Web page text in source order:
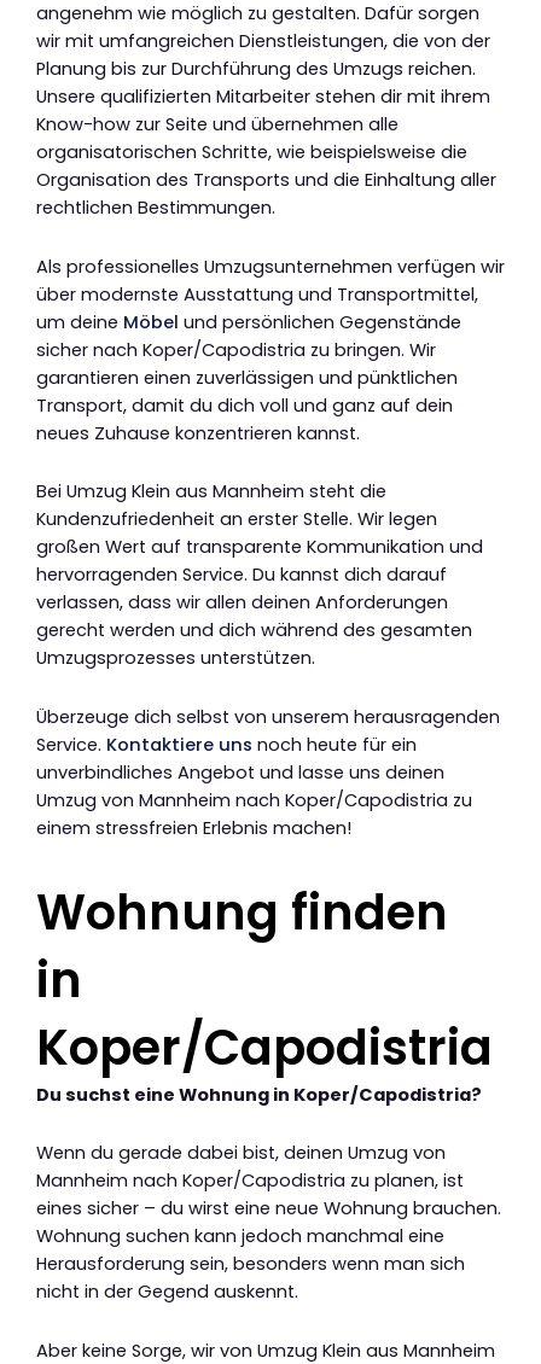
angenehm wie möglich zu gestalten. Dafür sorgen
wir mit umfangreichen Dienstleistungen, die von der
Planung bis zur Durchführung des Umzugs reichen.
Unsere qualifizierten Mitarbeiter stehen dir mit ihrem
Know-how zur Seite und übernehmen alle
organisatorischen Schritte, wie beispielsweise die
Organisation des Transports und die Einhaltung aller
rechtlichen Bestimmungen.
Als professionelles Umzugsunternehmen verfügen wir
über modernste Ausstattung und Transportmittel,
um deine Möbel und persönlichen Gegenstände
sicher nach Koper/Capodistria zu bringen. Wir
garantieren einen zuverlässigen und pünktlichen
Transport, damit du dich voll und ganz auf dein
neues Zuhause konzentrieren kannst.
Bei Umzug Klein aus Mannheim steht die
Kundenzufriedenheit an erster Stelle. Wir legen
großen Wert auf transparente Kommunikation und
hervorragenden Service. Du kannst dich darauf
verlassen, dass wir allen deinen Anforderungen
gerecht werden und dich während des gesamten
Umzugsprozesses unterstützen.
Überzeuge dich selbst von unserem herausragenden
Service. Kontaktiere uns noch heute für ein
unverbindliches Angebot und lasse uns deinen
Umzug von Mannheim nach Koper/Capodistria zu
einem stressfreien Erlebnis machen!
Wohnung finden
in
Koper/Capodistria
Du suchst eine Wohnung in Koper/Capodistria?
Wenn du gerade dabei bist, deinen Umzug von
Mannheim nach Koper/Capodistria zu planen, ist
eines sicher – du wirst eine neue Wohnung brauchen.
Wohnung suchen kann jedoch manchmal eine
Herausforderung sein, besonders wenn man sich
nicht in der Gegend auskennt.
Aber keine Sorge, wir von Umzug Klein aus Mannheim